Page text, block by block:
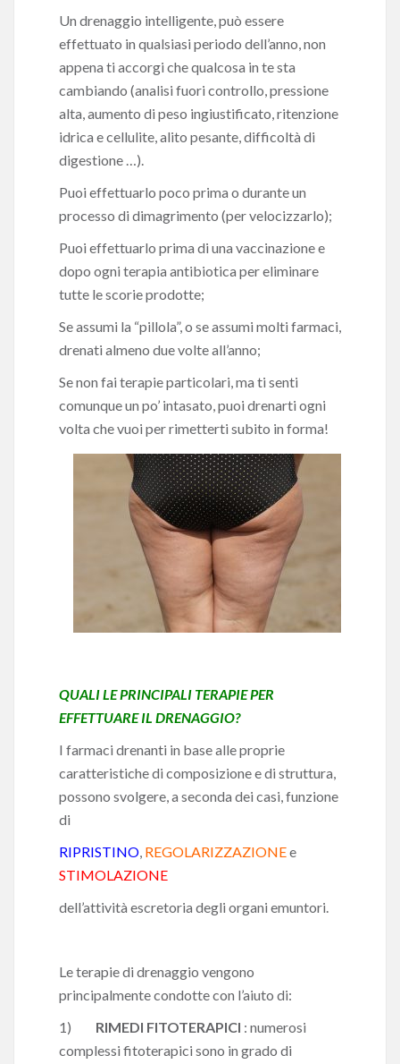
Un drenaggio intelligente, può essere
effettuato in qualsiasi periodo dell’anno, non
appena ti accorgi che qualcosa in te sta
cambiando (analisi fuori controllo, pressione
alta, aumento di peso ingiustificato, ritenzione
idrica e cellulite, alito pesante, difficoltà di
digestione …).
Puoi effettuarlo poco prima o durante un
processo di dimagrimento (per velocizzarlo);
Puoi effettuarlo prima di una vaccinazione e
dopo ogni terapia antibiotica per eliminare
tutte le scorie prodotte;
Se assumi la “pillola”, o se assumi molti farmaci,
drenati almeno due volte all’anno;
Se non fai terapie particolari, ma ti senti
comunque un po’ intasato, puoi drenarti ogni
volta che vuoi per rimetterti subito in forma!
QUALI LE PRINCIPALI TERAPIE PER
EFFETTUARE IL DRENAGGIO?
I farmaci drenanti in base alle proprie
caratteristiche di composizione e di struttura,
possono svolgere, a seconda dei casi, funzione
di
RIPRISTINO, REGOLARIZZAZIONEe
STIMOLAZIONE
dell’attività escretoria degli organi emuntori.
Le terapie di drenaggio vengono
principalmente condotte con l’aiuto di:
1)
RIMEDI FITOTERAPICI : numerosi
complessi fitoterapici sono in grado di